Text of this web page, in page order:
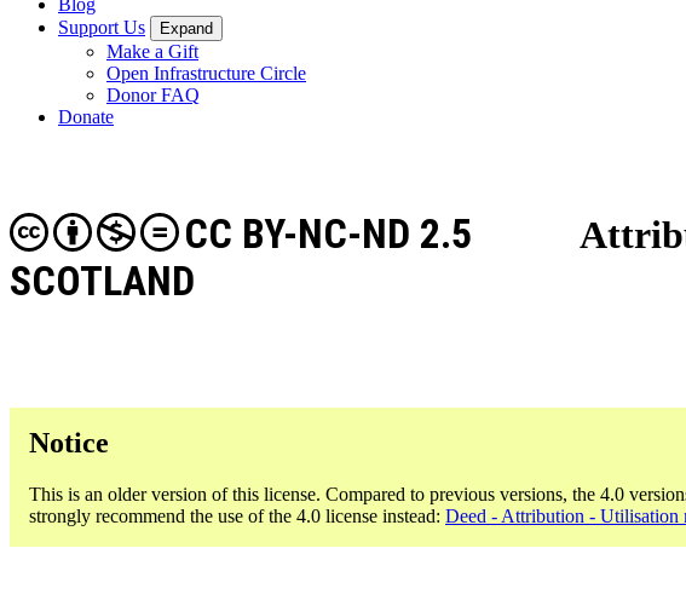
Support Us
Expand
Make a Gift
Open Infrastructure Circle
Donor FAQ
Donate
CC BY-NC-ND 2.5
SCOTLAND
Notice
This is an older version of this license. Compared to previous versions, the 4.0
strongly recommend the use of the 4.0 license instead: Deed - Attribution - Utilisation